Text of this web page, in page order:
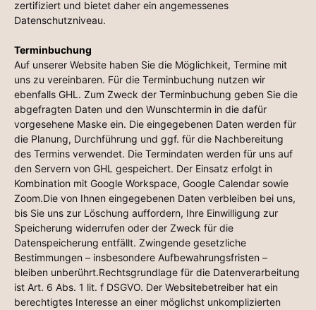
zertifiziert und bietet daher ein angemessenes
Datenschutzniveau.
Terminbuchung
Auf unserer Website haben Sie die Möglichkeit, Termine mit
uns zu vereinbaren. Für die Terminbuchung nutzen wir
ebenfalls GHL. Zum Zweck der Terminbuchung geben Sie die
abgefragten Daten und den Wunschtermin in die dafür
vorgesehene Maske ein. Die eingegebenen Daten werden für
die Planung, Durchführung und ggf. für die Nachbereitung
des Termins verwendet. Die Termindaten werden für uns auf
den Servern von GHL gespeichert. Der Einsatz erfolgt in
Kombination mit Google Workspace, Google Calendar sowie
Zoom.Die von Ihnen eingegebenen Daten verbleiben bei uns,
bis Sie uns zur Löschung auffordern, Ihre Einwilligung zur
Speicherung widerrufen oder der Zweck für die
Datenspeicherung entfällt. Zwingende gesetzliche
Bestimmungen – insbesondere Aufbewahrungsfristen –
bleiben unberührt.Rechtsgrundlage für die Datenverarbeitung
ist Art. 6 Abs. 1 lit. f DSGVO. Der Websitebetreiber hat ein
berechtigtes Interesse an einer möglichst unkomplizierten